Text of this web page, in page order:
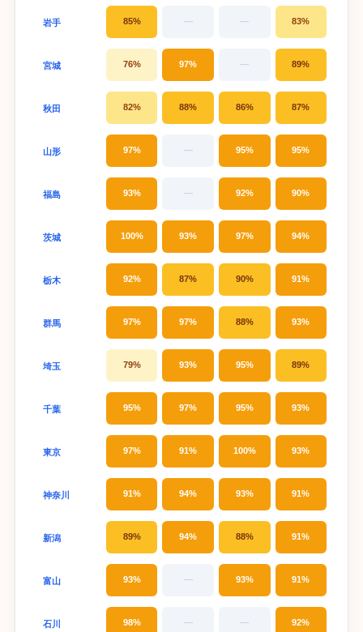
岩手 85% — — 83%
宮城 76% 97% — 89%
秋田 82% 88% 86% 87%
山形 97% — 95% 95%
福島 93% — 92% 90%
茨城 100% 93% 97% 94%
栃木 92% 87% 90% 91%
群馬 97% 97% 88% 93%
埼玉 79% 93% 95% 89%
千葉 95% 97% 95% 93%
東京 97% 91% 100% 93%
神奈川 91% 94% 93% 91%
新潟 89% 94% 88% 91%
富山 93% — 93% 91%
石川 98% — — 92%